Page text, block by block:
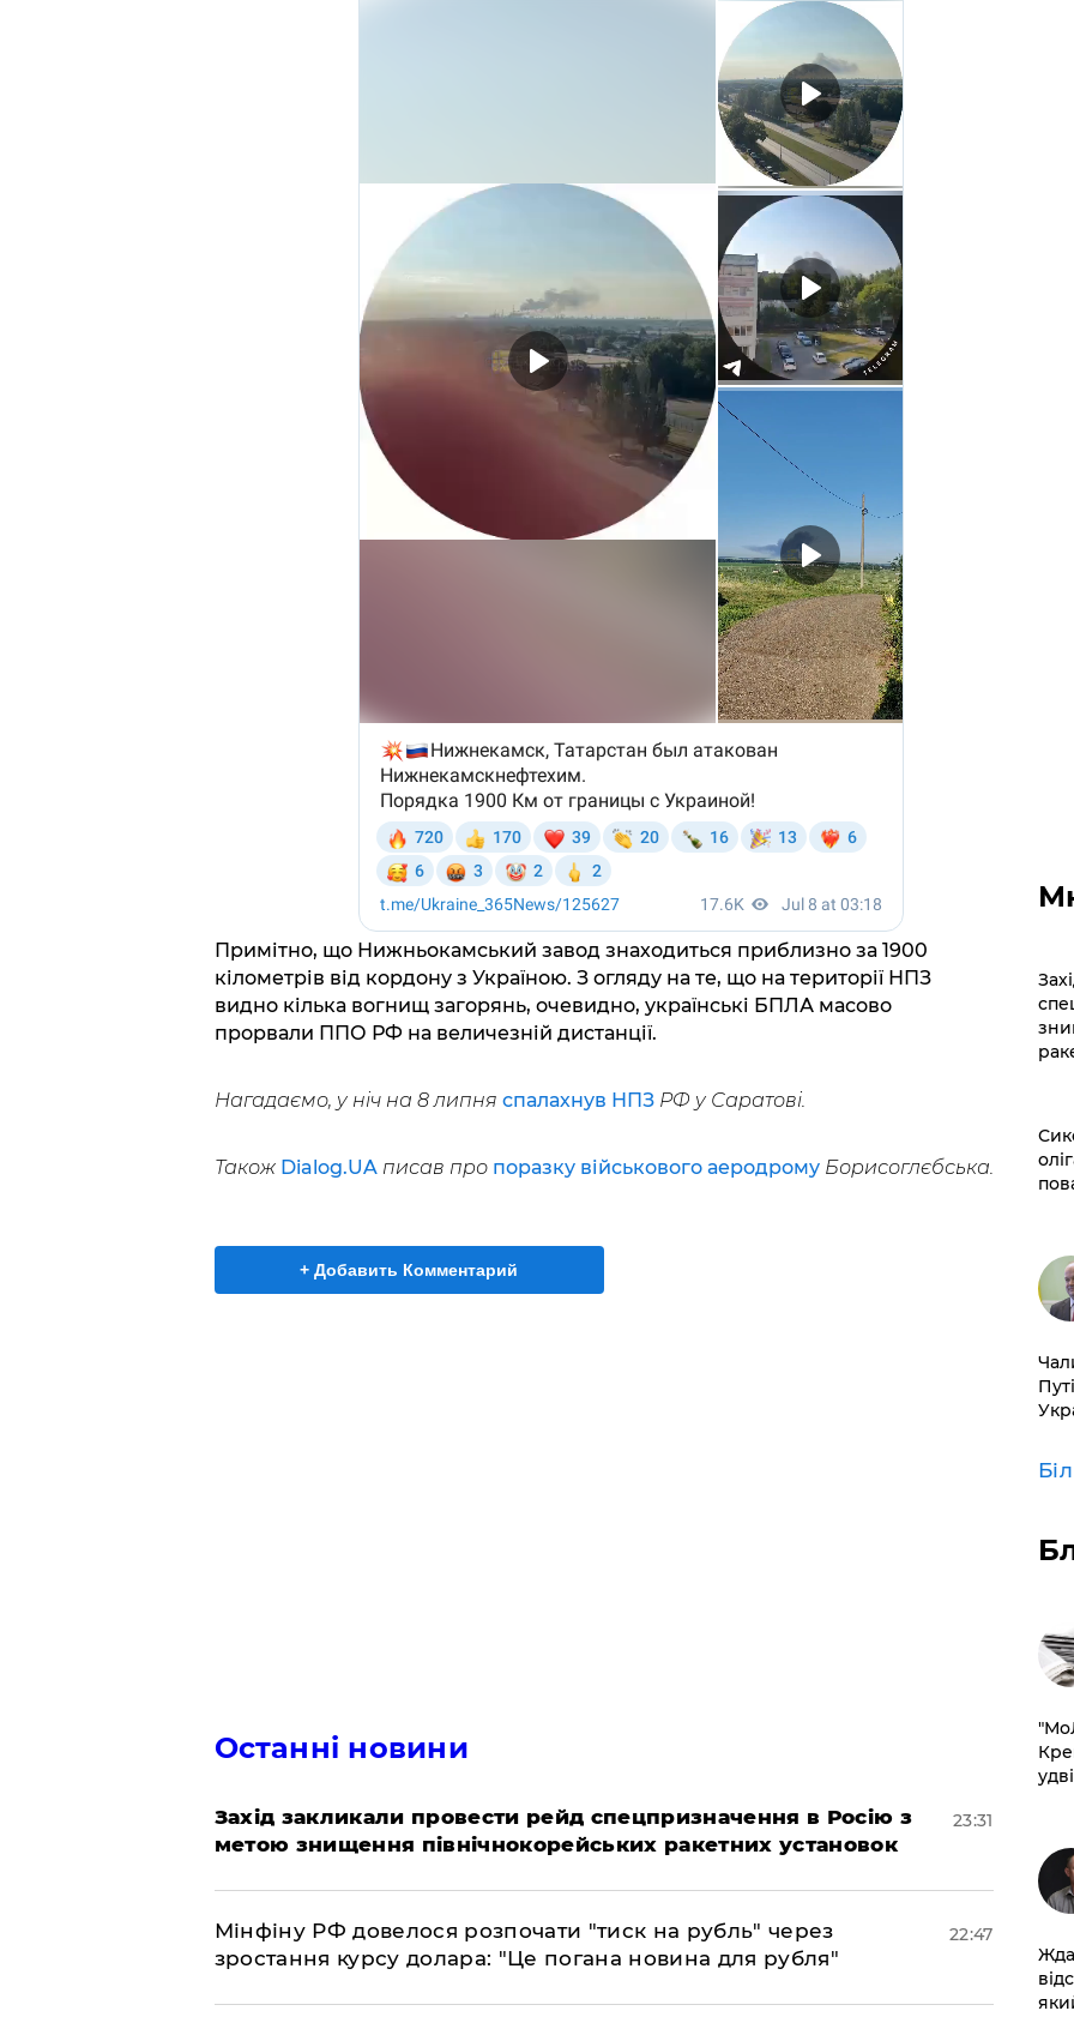
Примітно, що Нижньокамський завод знаходиться приблизно за 1900
кілометрів від кордону з Україною. З огляду на те, що на території НПЗ
видно кілька вогнищ загорянь, очевидно, українські БПЛА масово
прорвали ППО РФ на величезній дистанції.
Нагадаємо, у ніч на 8 липня спалахнув НПЗ РФ у Саратові.
Також Dialog.UA писав про поразку військового аеродромуБорисоглєбська.
+ Добавить Комментарий
Останні новини
​Захід закликали провести рейд спецпризначення в Росію з
метою знищення північнокорейських ракетних установок
23:31
​Мінфіну РФ довелося розпочати "тиск на рубль" через
зростання курсу долара: "Це погана новина для рубля"
22:47